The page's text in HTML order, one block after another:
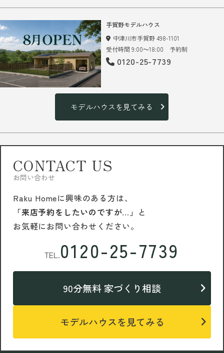
手賀野モデルハウス
中津川市手賀野 498-1101
受付時間 9:00～18:00 予約制
0120-25-7739
モデルハウスを見てみる
CONTACT US
お問い合わせ
Raku Homeに興味のある方は、
「来店予約をしたいのですが…」 と
お気軽にお問い合わせください。
TEL.0120-25-7739
90分無料 家づくり相談
モデルハウスを見てみる